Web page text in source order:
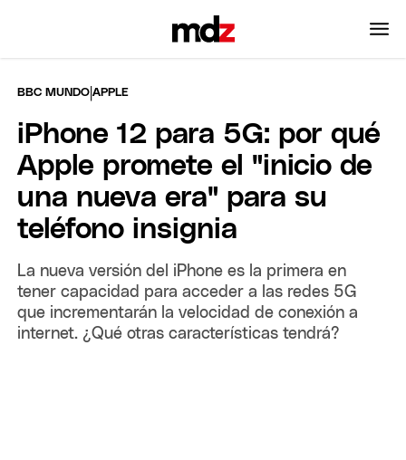
BBC MUNDO |APPLE
iPhone 12 para 5G: por qué
Apple promete el "inicio de
una nueva era" para su
teléfono insignia
La nueva versión del iPhone es la primera en
tener capacidad para acceder a las redes 5G
que incrementarán la velocidad de conexión a
internet. ¿Qué otras características tendrá?